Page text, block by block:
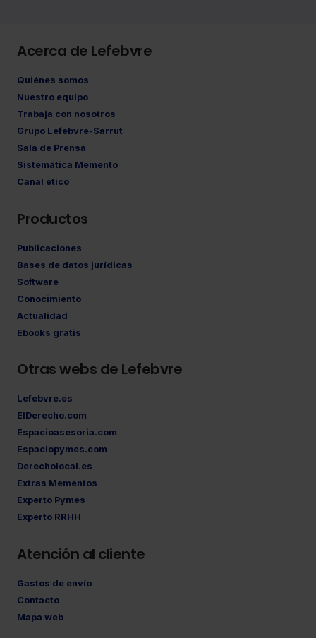
Acerca de Lefebvre
Quiénes somos
Nuestro equipo
Trabaja con nosotros
Grupo Lefebvre-Sarrut
Sala de Prensa
Sistemática Memento
Canal ético
Productos
Publicaciones
Bases de datos jurídicas
Software
Conocimiento
Actualidad
Ebooks gratis
Otras webs de Lefebvre
Lefebvre.es
ElDerecho.com
Espacioasesoria.com
Espaciopymes.com
Derecholocal.es
Extras Mementos
Experto Pymes
Experto RRHH
Atención al cliente
Gastos de envío
Contacto
Mapa web